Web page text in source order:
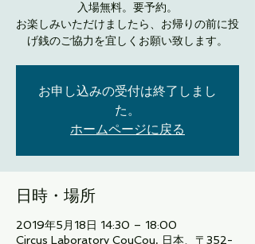
入場無料。要予約。
お楽しみいただけましたら、お帰りの前に投
げ銭のご協力を宜しくお願い致します。
お申し込みの受付は終了しまし
た。
ホームページに戻る
日時・場所
2019年5月18日 14:30 – 18:00
Circus Laboratory CouCou, 日本、〒352-